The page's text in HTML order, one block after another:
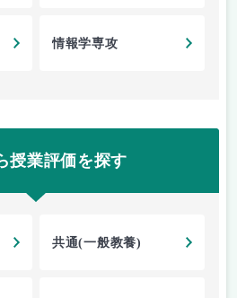
情報学専攻
授業評価を探す
共通(一般教養)